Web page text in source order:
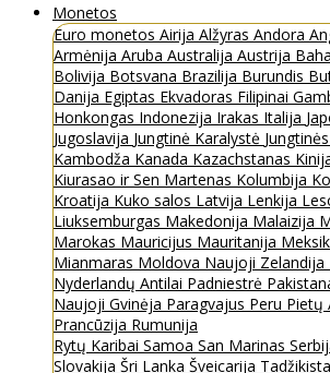
Monetos
Euro monetos Airija Alžyras Andora
Armėnija Aruba Australija Austrija
Bolivija Botsvana Brazilija Burundis
Danija Egiptas Ekvadoras Filipinai
Honkongas Indonezija Irakas Italija
Jugoslavija Jungtinė Karalystė
Kambodža Kanada Kazachstanas
Kiurasao ir Sen Martenas Kolumbija
Kroatija Kuko salos Latvija Lenkija
Liuksemburgas Makedonija Malaizija
Marokas Mauricijus Mauritanija
Mianmaras Moldova Naujoji Zelandija
Nyderlandų Antilai Padniestrė
Naujoji Gvinėja Paragvajus Peru Pietų
Prancūzija Rumunija
Rytų Karibai Samoa San Marinas
Slovakija Šri Lanka Šveicarija